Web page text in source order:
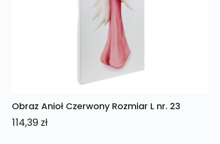
Obraz Anioł Czerwony Rozmiar L nr. 23
114,39 zł